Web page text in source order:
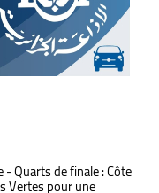
Quarts de finale : Côte
Vertes pour une